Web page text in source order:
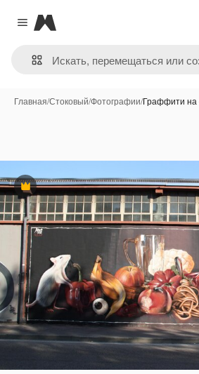
Close menu
Magnific
Главная/Стоковый/Фотографии/Граффити на
Премиум